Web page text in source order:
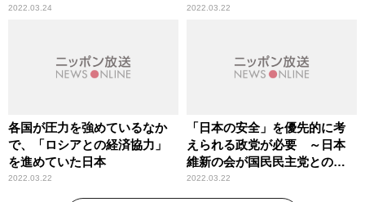
2022.03.24
例にとらわれない大統領
2022.03.22
各国が圧力を強めているなか
で、「ロシアとの経済協力」
を進めていた日本
2022.03.22
「日本の安全」を優先的に考
えられる政党が必要 ～日本
維新の会が国民民主党との連
携白紙化
2022.03.22